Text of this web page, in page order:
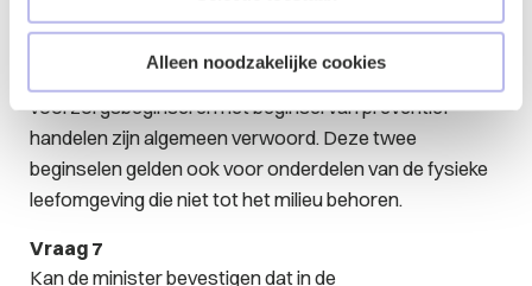
Alleen noodzakelijke cookies
milieubeleid. Het gaat dan om milieu in de brede
maar ook natuur en landschap omvat. Het
voorzorgsbeginsel en het beginsel van preventief
handelen zijn algemeen verwoord. Deze twee
beginselen gelden ook voor onderdelen van de fysieke
leefomgeving die niet tot het milieu behoren.
Vraag 7
Kan de minister bevestigen dat in de